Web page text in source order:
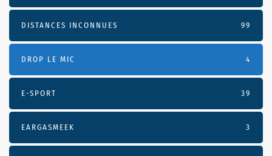
DISTANCES INCONNUES 99
DROP LE MIC 4
E-SPORT 39
EARGASMEEK 3